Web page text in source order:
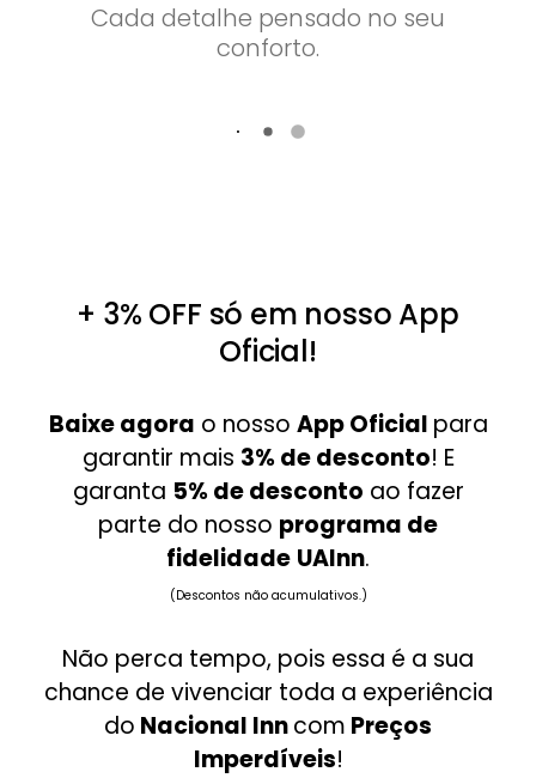
Cada detalhe pensado no seu
conforto.
+ 3% OFF só em nosso App
Oficial!
Baixe agora o nosso App Oficial para
garantir mais 3% de desconto! E
garanta 5% de desconto ao fazer
parte do nosso programa de
fidelidade UAInn.
(Descontos não acumulativos.)
Não perca tempo, pois essa é a sua
chance de vivenciar toda a experiência
do Nacional Inncom Preços
Imperdíveis!